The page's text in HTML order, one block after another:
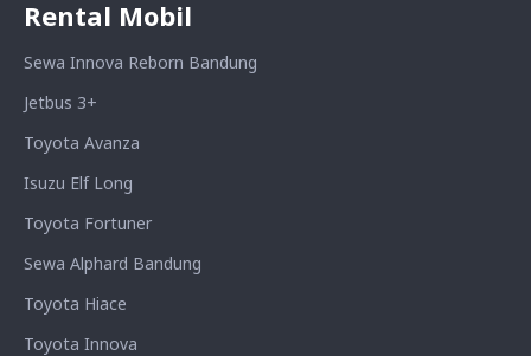
Rental Mobil
Sewa Innova Reborn Bandung
Jetbus 3+
Toyota Avanza
Isuzu Elf Long
Toyota Fortuner
Sewa Alphard Bandung
Toyota Hiace
Toyota Innova